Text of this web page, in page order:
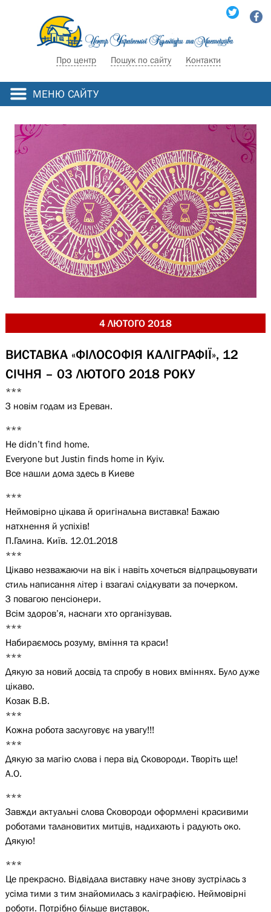
Про центр Пошук по сайту Контакти
МЕНЮ САЙТУ
4 ЛЮТОГО 2018
ВИСТАВКА «ФІЛОСОФІЯ КАЛІГРАФІЇ», 12
СІЧНЯ – 03 ЛЮТОГО 2018 РОКУ
***
З новім годам из Ереван.
***
He didn’t find home.
Everyone but Justin finds home in Kyiv.
Все нашли дома здесь в Киеве
***
Неймовірно цікава й оригінальна виставка! Бажаю
натхнення й успіхів!
П.Галина. Київ. 12.01.2018
***
Цікаво незважаючи на вік і навіть хочеться відпрацьовувати
стиль написання літер і взагалі слідкувати за почерком.
З повагою пенсіонери.
Всім здоров’я, наснаги хто організував.
***
Набираємось розуму, вміння та краси!
***
Дякую за новий досвід та спробу в нових вміннях. Було дуже
цікаво.
Козак В.В.
***
Кожна робота заслуговує на увагу!!!
***
Дякую за магію слова і пера від Сковороди. Творіть ще!
А.О.
***
Завжди актуальні слова Сковороди оформлені красивими
роботами талановитих митців, надихають і радують око.
Дякую!
***
Це прекрасно. Відвідала виставку наче знову зустрілась з
усіма тими з тим знайомилась з каліграфією. Неймовірні
роботи. Потрібно більше виставок.